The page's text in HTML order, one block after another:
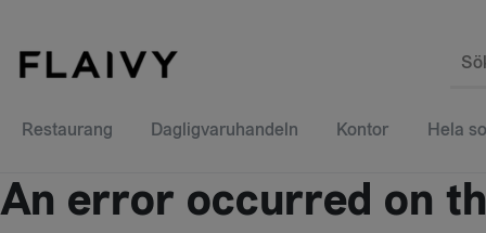
Restaurang Dagligvaruhandeln Kontor Hela
An error occurred on